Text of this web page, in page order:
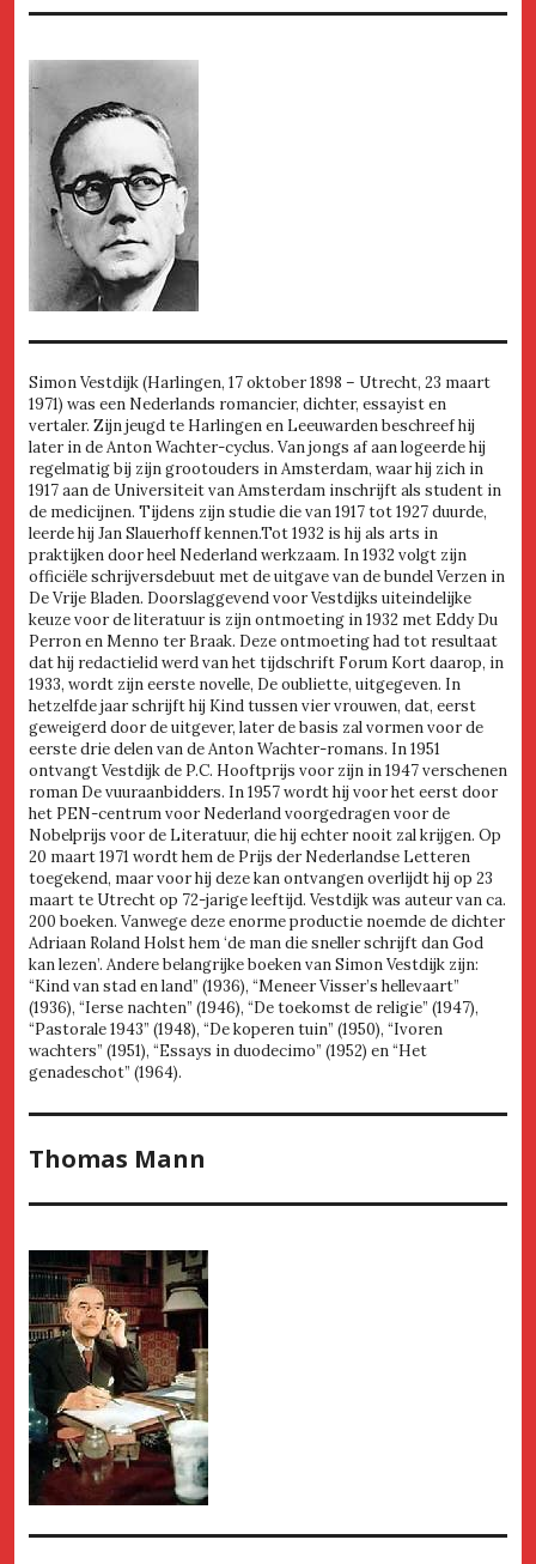
Simon Vestdijk (Harlingen, 17 oktober 1898 – Utrecht, 23 maart
1971) was een Nederlands romancier, dichter, essayist en
vertaler. Zijn jeugd te Harlingen en Leeuwarden beschreef hij
later in de Anton Wachter-cyclus. Van jongs af aan logeerde hij
regelmatig bij zijn grootouders in Amsterdam, waar hij zich in
1917 aan de Universiteit van Amsterdam inschrijft als student in
de medicijnen. Tijdens zijn studie die van 1917 tot 1927 duurde,
leerde hij Jan Slauerhoff kennen.Tot 1932 is hij als arts in
praktijken door heel Nederland werkzaam. In 1932 volgt zijn
officiële schrijversdebuut met de uitgave van de bundel Verzen in
De Vrije Bladen. Doorslaggevend voor Vestdijks uiteindelijke
keuze voor de literatuur is zijn ontmoeting in 1932 met Eddy Du
Perron en Menno ter Braak. Deze ontmoeting had tot resultaat
dat hij redactielid werd van het tijdschrift Forum Kort daarop, in
1933, wordt zijn eerste novelle, De oubliette, uitgegeven. In
hetzelfde jaar schrijft hij Kind tussen vier vrouwen, dat, eerst
geweigerd door de uitgever, later de basis zal vormen voor de
eerste drie delen van de Anton Wachter-romans. In 1951
ontvangt Vestdijk de P.C. Hooftprijs voor zijn in 1947 verschenen
roman De vuuraanbidders. In 1957 wordt hij voor het eerst door
het PEN-centrum voor Nederland voorgedragen voor de
Nobelprijs voor de Literatuur, die hij echter nooit zal krijgen. Op
20 maart 1971 wordt hem de Prijs der Nederlandse Letteren
toegekend, maar voor hij deze kan ontvangen overlijdt hij op 23
maart te Utrecht op 72-jarige leeftijd. Vestdijk was auteur van ca.
200 boeken. Vanwege deze enorme productie noemde de dichter
Adriaan Roland Holst hem ‘de man die sneller schrijft dan God
kan lezen’. Andere belangrijke boeken van Simon Vestdijk zijn:
“Kind van stad en land” (1936), “Meneer Visser’s hellevaart”
(1936), “Ierse nachten” (1946), “De toekomst de religie” (1947),
“Pastorale 1943” (1948), “De koperen tuin” (1950), “Ivoren
wachters” (1951), “Essays in duodecimo” (1952) en “Het
genadeschot” (1964).
Thomas Mann